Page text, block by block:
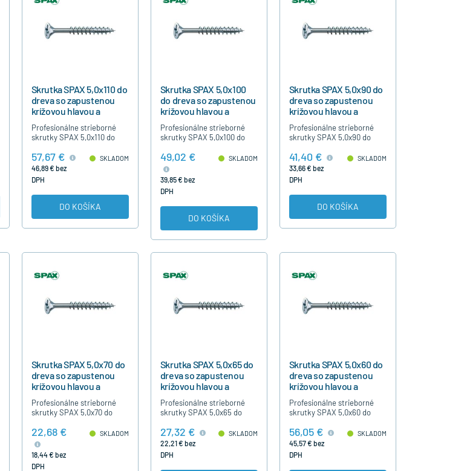
Skrutka SPAX 5,0x110 do
dreva so zapustenou
krížovou hlavou a
200ks
Profesionálne strieborné
skrutky SPAX 5,0x110 do
čiastočným závitom, bez
nutnosti predvŕtania,
strieborné modrý…
57,67 €
46,89 € bez
DPH
SKLADOM
DO KOŠÍKA
Skrutka SPAX 5,0x100
do dreva so zapustenou
krížovou hlavou a
200ks
Profesionálne strieborné
skrutky SPAX 5,0x100 do
čiastočným závitom, bez
nutnosti predvŕtania,
strieborné modrý…
49,02 €
39,85 € bez
DPH
SKLADOM
DO KOŠÍKA
Skrutka SPAX 5,0x90 do
dreva so zapustenou
krížovou hlavou a
200ks
Profesionálne strieborné
skrutky SPAX 5,0x90 do
čiastočným závitom, bez
nutnosti predvŕtania,
strieborné modrý…
41,40 €
33,66 € bez
DPH
SKLADOM
DO KOŠÍKA
Skrutka SPAX 5,0x70 do
dreva so zapustenou
krížovou hlavou a
200ks
Profesionálne strieborné
skrutky SPAX 5,0x70 do
čiastočným závitom, bez
nutnosti predvŕtania,
strieborné modrý…
22,68 €
18,44 € bez
DPH
SKLADOM
Skrutka SPAX 5,0x65 do
dreva so zapustenou
krížovou hlavou a
Profesionálne strieborné
skrutky SPAX 5,0x65 do
čiastočným závitom, bez
nutnosti predvŕtania,
strieborné modrý…
27,32 €
22,21 € bez
DPH
SKLADOM
Skrutka SPAX 5,0x60 do
dreva so zapustenou
krížovou hlavou a
Profesionálne strieborné
skrutky SPAX 5,0x60 do
čiastočným závitom, bez
nutnosti predvŕtania,
strieborné modrý…
56,05 €
45,57 € bez
DPH
SKLADOM